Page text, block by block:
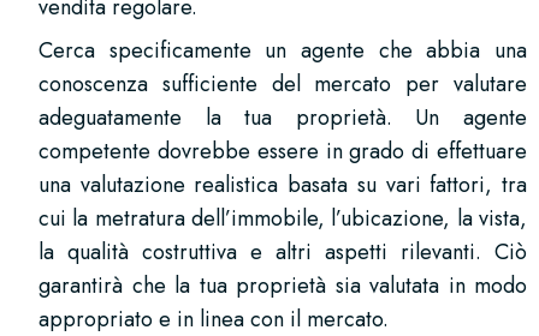
vendita regolare.
Cerca specificamente un agente che abbia una
conoscenza sufficiente del mercato per valutare
adeguatamente la tua proprietà. Un agente
competente dovrebbe essere in grado di effettuare
una valutazione realistica basata su vari fattori, tra
cui la metratura dell’immobile, l’ubicazione, la vista,
la qualità costruttiva e altri aspetti rilevanti. Ciò
garantirà che la tua proprietà sia valutata in modo
appropriato e in linea con il mercato.